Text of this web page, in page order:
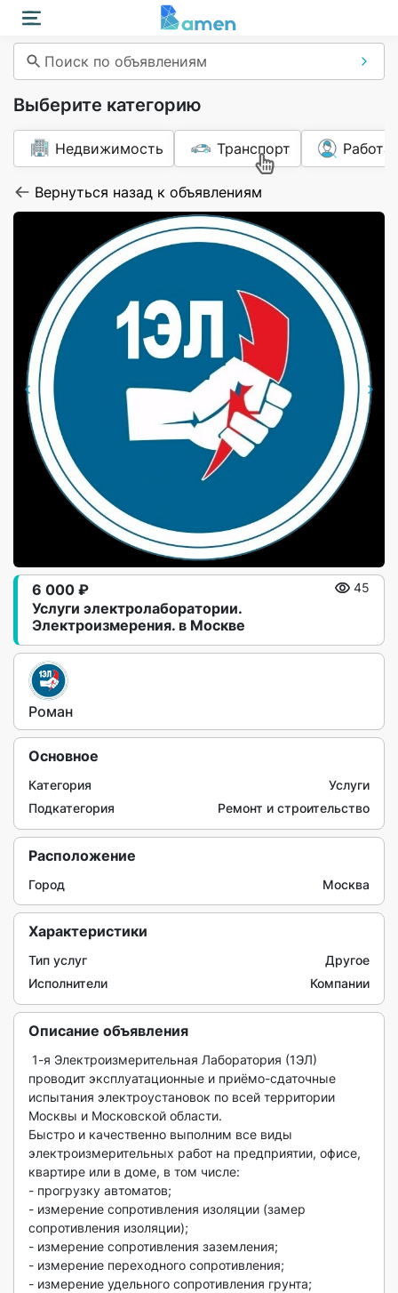
Поиск по объявлениям
Выберите категорию
Недвижимость Транспорт Работа
Вернуться назад к объявлениям
Услуги электролаборатории.
Электроизмерения. в Москве
6 000 ₽ 45
Роман
Основное
Категория
Услуги
Подкатегория
Ремонт и строительство
Расположение
Город Москва
Характеристики
Тип услуг
Другое
Исполнители
Компании
Описание объявления
проводит эксплуатационные и приёмо-сдаточные
испытания электроустановок по всей территории
Москвы и Московской области.
Быстро и качественно выполним все виды
электроизмерительных работ на предприятии, офисе,
квартире или в доме, в том числе:
- прогрузку автоматов;
- измерение сопротивления изоляции (замер
сопротивления изоляции);
- измерение сопротивления заземления;
- измерение переходного сопротивления;
- измерение удельного сопротивления грунта;